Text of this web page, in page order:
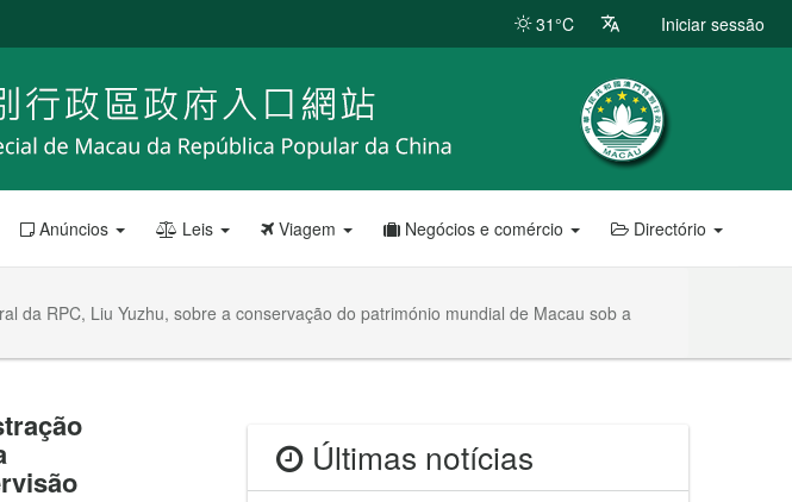
31°C Iniciar sessão
Anúncios Leis Viagem Negócios e comércio Directório
da RPC, Liu Yuzhu, sobre a conservação do património mundial de Macau sob a
Últimas notícias